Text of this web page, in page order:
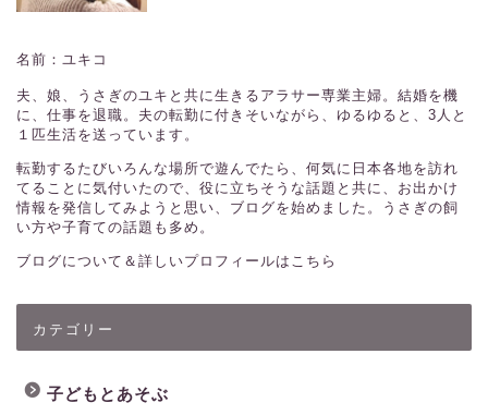
名前：ユキコ
夫、娘、うさぎのユキと共に生きるアラサー専業主婦。結婚を機
に、仕事を退職。夫の転勤に付きそいながら、ゆるゆると、3人と
１匹生活を送っています。
転勤するたびいろんな場所で遊んでたら、何気に日本各地を訪れ
てることに気付いたので、役に立ちそうな話題と共に、お出かけ
情報を発信してみようと思い、ブログを始めました。うさぎの飼
い方や子育ての話題も多め。
ブログについて＆詳しいプロフィールはこちら
カテゴリー
子どもとあそぶ